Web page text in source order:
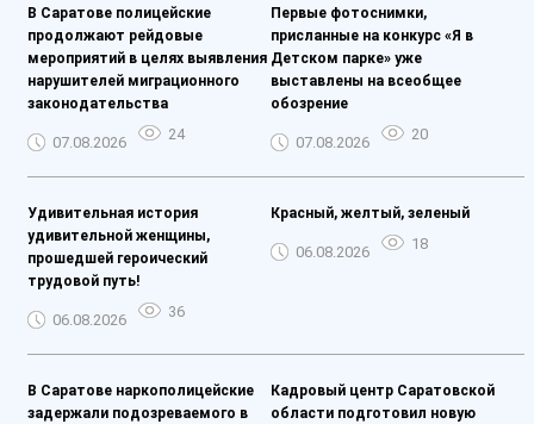
В Саратове полицейские
продолжают рейдовые
мероприятий в целях выявления
нарушителей миграционного
законодательства
07.08.2026 24
Первые фотоснимки,
присланные на конкурс «Я в
Детском парке» уже
выставлены на всеобщее
обозрение
07.08.2026 20
Удивительная история
удивительной женщины,
прошедшей героический
трудовой путь!
06.08.2026 36
Красный, желтый, зеленый
06.08.2026 18
В Саратове наркополицейские
задержали подозреваемого в
Кадровый центр Саратовской
области подготовил новую